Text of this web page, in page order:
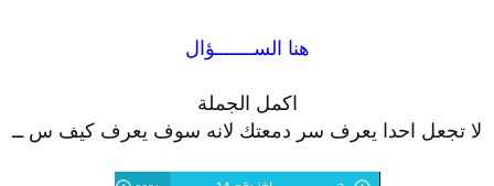
هنا الســـــــؤال
اكمل الجملة
لا تجعل احدا يعرف سر دمعتك لانه سوف يعرف كيف س ــ